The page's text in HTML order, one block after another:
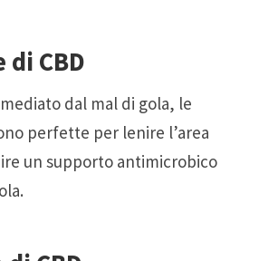
di CBD
dal mal di gola, le
perfette per lenire l’area
un supporto antimicrobico